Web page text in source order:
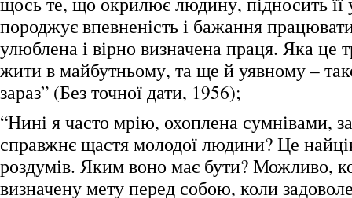
породжує впевненість і бажання
улюблена і вірно визначена праця. Яка це
жити в майбутньому, та ще й уявному –
зараз” (Без точної дати, 1956);
“Нині я часто мрію, охоплена сумнівами,
справжнє щастя молодої людини? Це
роздумів. Яким воно має бути? Можливо,
визначену мету перед собою, коли